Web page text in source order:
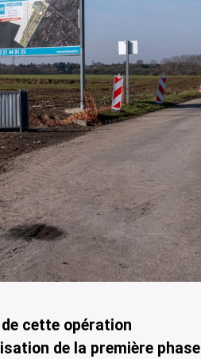
cette opération
de la première phase